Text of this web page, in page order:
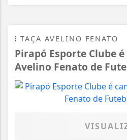
TAÇA AVELINO FENATO
Pirapó Esporte Clube
Avelino Fenato de